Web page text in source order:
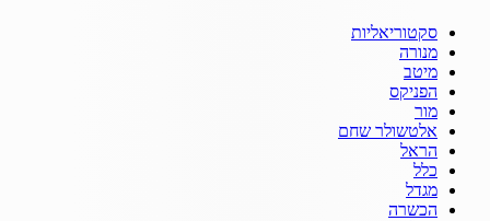
סקטוריאליות
מנורה
מיטב
הפניקס
מור
אלטשולר שחם
הראל
כלל
מגדל
הכשרה